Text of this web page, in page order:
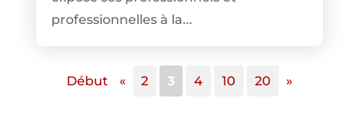
professionnelles à la...
Début « 2 3 4 10 20 »